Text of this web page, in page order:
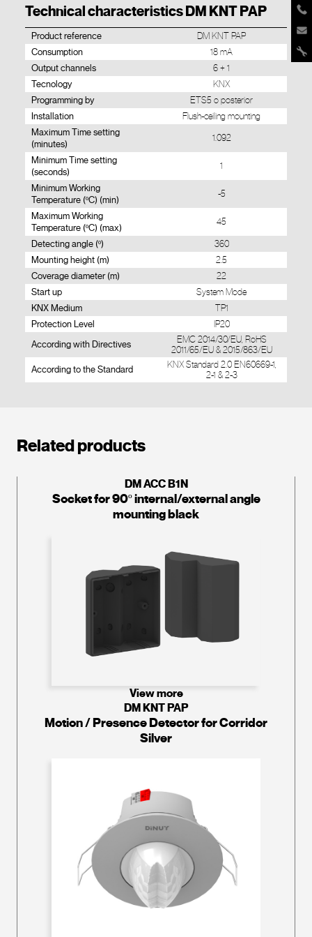
Technical characteristics DM KNT PAP
Product reference DM KNT PAP
Consumption 18 mA
Output channels 6 + 1
Tecnology KNX
Programming by ETS5 o posterior
Installation Flush-ceiling mounting
Maximum Time setting
(minutes)
1.092
Minimum Time setting
(seconds)
1
Minimum Working
Temperature (ºC) (min)
-5
Maximum Working
Temperature (ºC) (max)
45
Detecting angle (º) 360
Mounting height (m) 2.5
Coverage diameter (m) 22
Start up System Mode
KNX Medium TP1
Protection Level IP20
According with Directives
EMC 2014/30/EU, RoHS
2011/65/EU & 2015/863/EU
According to the Standard
KNX Standard 2.0 EN60669-1,
2-1 & 2-3
Related products
DM ACC B1N
Socket for 90º internal/external angle
mounting black
View more
DM KNT PAP
Motion / Presence Detector for Corridor
Silver